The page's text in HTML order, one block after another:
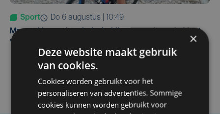
Sport
do 6 augustus | 10:49
Margot Vanpachtenbeke beklimt zeven keer de Mont
Ventoux
×
Deze website maakt gebruik
van cookies.
Cookies worden gebruikt voor het
personaliseren van advertenties. Sommige
cookies kunnen worden gebruikt voor